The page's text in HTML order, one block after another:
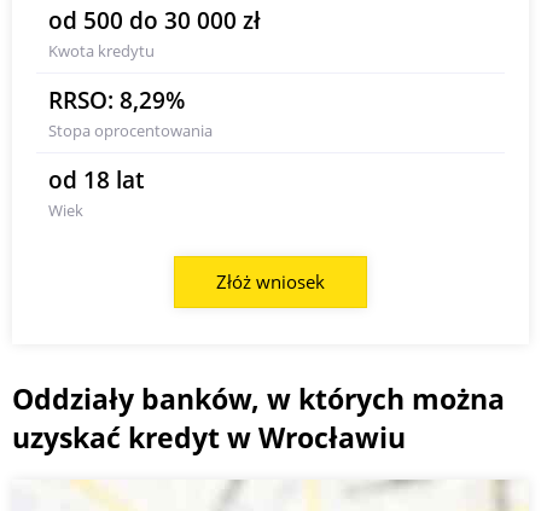
od 500 do 30 000 zł
Kwota kredytu
RRSO: 8,29%
Stopa oprocentowania
od 18 lat
Wiek
Złóż wniosek
Oddziały banków, w których można
uzyskać kredyt w Wrocławiu